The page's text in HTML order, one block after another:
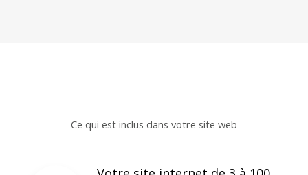
Ce qui est inclus dans votre site web